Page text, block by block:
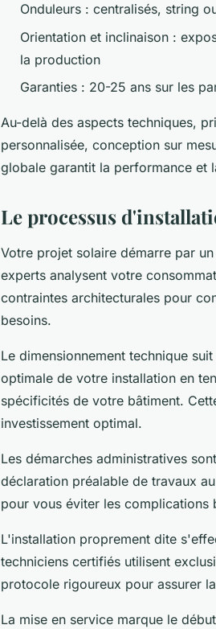
Onduleurs : centralisés, string
Orientation et inclinaison :
la production
Garanties : 20-25 ans sur les
Au-delà des aspects techniques,
personnalisée, conception sur
globale garantit la performance et
Le processus
Votre projet solaire démarre par un
experts analysent votre
contraintes architecturales pour
besoins.
Le dimensionnement technique
optimale de votre installation en
spécificités de votre bâtiment.
investissement optimal.
Les démarches administratives
déclaration préalable de travaux
pour vous éviter les complications
L'installation proprement dite
techniciens certifiés utilisent
protocole rigoureux pour assurer
La mise en service marque le